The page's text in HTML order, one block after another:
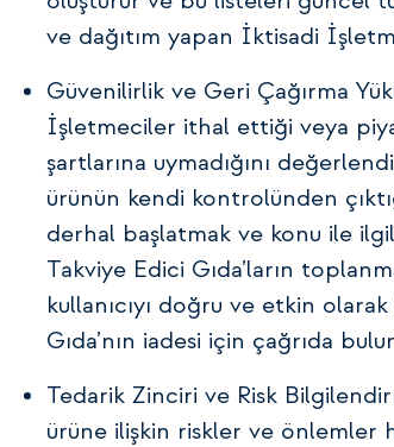
ve dağıtım yapan İktisadi
Güvenilirlik ve Geri Çağırma
İşletmeciler ithal ettiği veya
şartlarına uymadığını
ürünün kendi kontrolünden
derhal başlatmak ve konu ile
Takviye Edici Gıda’ların
kullanıcıyı doğru ve etkin
Gıda’nın iadesi için çağrıda
Tedarik Zinciri ve Risk
ürüne ilişkin riskler ve önlemler